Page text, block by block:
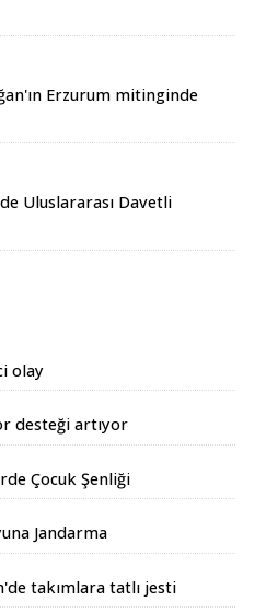
Erzurum mitinginde
Uluslararası Davetli
olay
desteği artıyor
Çocuk Şenliği
Jandarma
takımlara tatlı jesti